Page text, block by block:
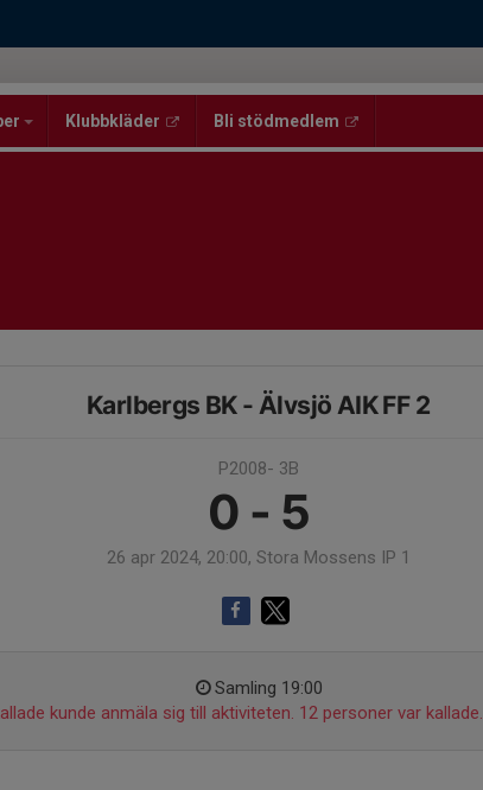
Klubbkläder Bli stödmedlem
Karlbergs BK - Älvsjö AIK FF 2
P2008- 3B
0 - 5
26 apr 2024, 20:00, Stora Mossens IP 1
Samling 19:00
kunde anmäla sig till aktiviteten. 12 personer var kallade.